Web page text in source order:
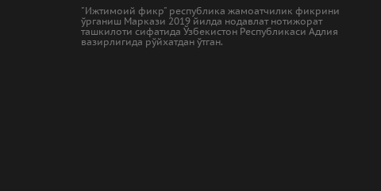
"Ижтимоий фикр" республика жамоатчилик фикрини
ўрганиш Маркази 2019 йилда нодавлат нотижорат
ташкилоти сифатида Ўзбекистон Республикаси Адлия
вазирлигида рўйхатдан ўтган.